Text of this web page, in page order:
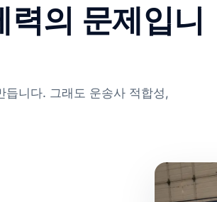
의 문제입니
듭니다. 그래도 운송사 적합성,